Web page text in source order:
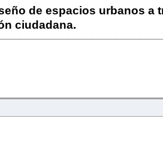
de espacios urbanos a
ciudadana.